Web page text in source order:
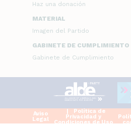
Haz una donación
MATERIAL
Imagen del Partido
GABINETE DE CUMPLIMIENTO
Gabinete de Cumplimiento
Aviso
Legal
Política de
Privacidad y
Condiciones de Uso